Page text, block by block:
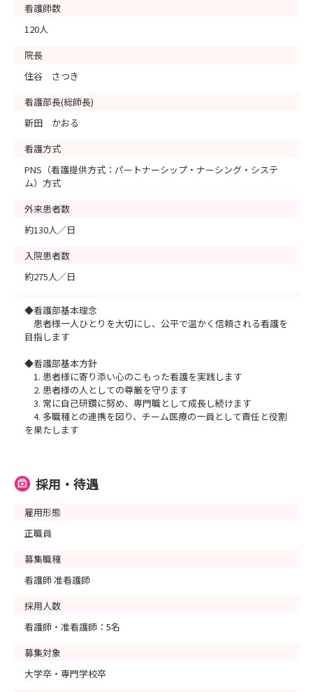
看護師数
120人
院長
住谷 さつき
看護部長(総師長)
新田 かおる
看護方式
PNS（看護提供方式：パートナーシップ・ナーシング・システ
ム）方式
外来患者数
約130人／日
入院患者数
約275人／日
◆看護部基本理念
患者様一人ひとりを大切にし、公平で温かく信頼される看護を
目指します
◆看護部基本方針
1. 患者様に寄り添い心のこもった看護を実践します
2. 患者様の人としての尊厳を守ります
3. 常に自己研鑽に努め、専門職として成長し続けます
4. 多職種との連携を図り、チーム医療の一員として責任と役割
を果たします
採用・待遇
雇用形態
正職員
募集職種
看護師 准看護師
採用人数
看護師・准看護師：5名
募集対象
大学卒・専門学校卒